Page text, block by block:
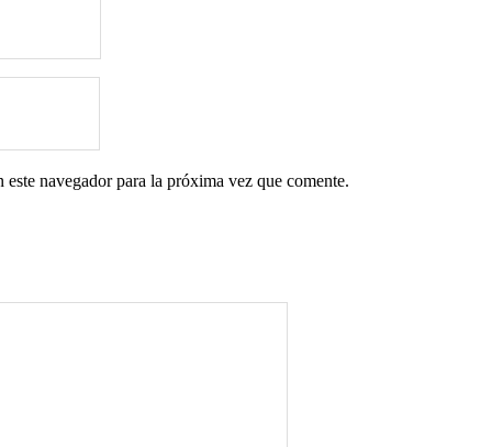
navegador para la próxima vez que comente.